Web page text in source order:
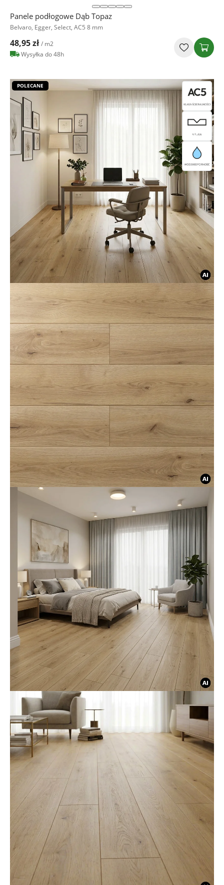
Panele podłogowe Dąb Topaz
Belvaro, Egger, Select, AC5 8 mm
48,95 zł / m2
Wysyłka do 48h
POLECANE